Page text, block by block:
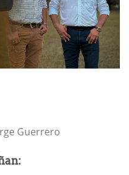
Guerrero